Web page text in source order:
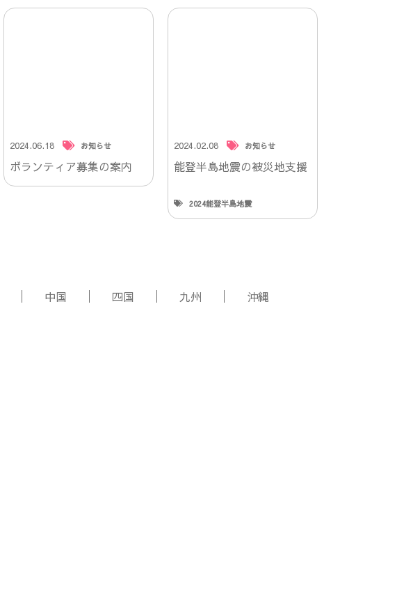
2024.06.18 お知らせ
ボランティア募集の案内
2024.02.08 お知らせ
能登半島地震の被災地支援
2024能登半島地震
中国 四国 九州 沖縄